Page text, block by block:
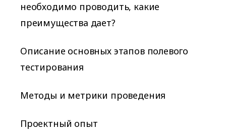
необходимо проводить, какие
преимущества дает?
Описание основных этапов полевого
тестирования
Методы и метрики проведения
Проектный опыт